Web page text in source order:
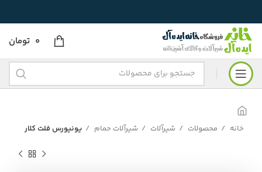
0 تومان
خانه محصولات شیرآلات شیرآلات حمام یونیورس فلت کلار